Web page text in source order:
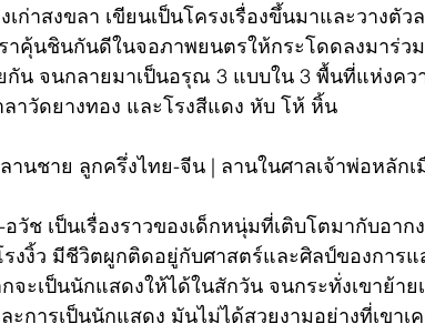
ก่าสงขลา เขียนเป็นโครงเรื่องขึ้นมาและวางตัว
าคุ้นชินกันดีในจอภาพยนตรให้กระโดดลงมาร่
กัน จนกลายมาเป็นอรุณ 3 แบบใน 3 พื้นที่แห่งคว
ลาวัดยางทอง และโรงสีแดง หับ โห้ หิ้น
านชาย ลูกครึ่งไทย-จีน | ลานในศาลเจ้าพ่อหลักเ
วัช เป็นเรื่องราวของเด็กหนุ่มที่เติบโตมากับอา
งงิ้ว มีชีวิตผูกติดอยู่กับศาสตร์และศิลป์ของการแ
จะเป็นนักแสดงให้ได้ในสักวัน จนกระทั่งเขาย้า
ะการเป็นนักแสดง มันไม่ได้สวยงามอย่างที่เขาเ